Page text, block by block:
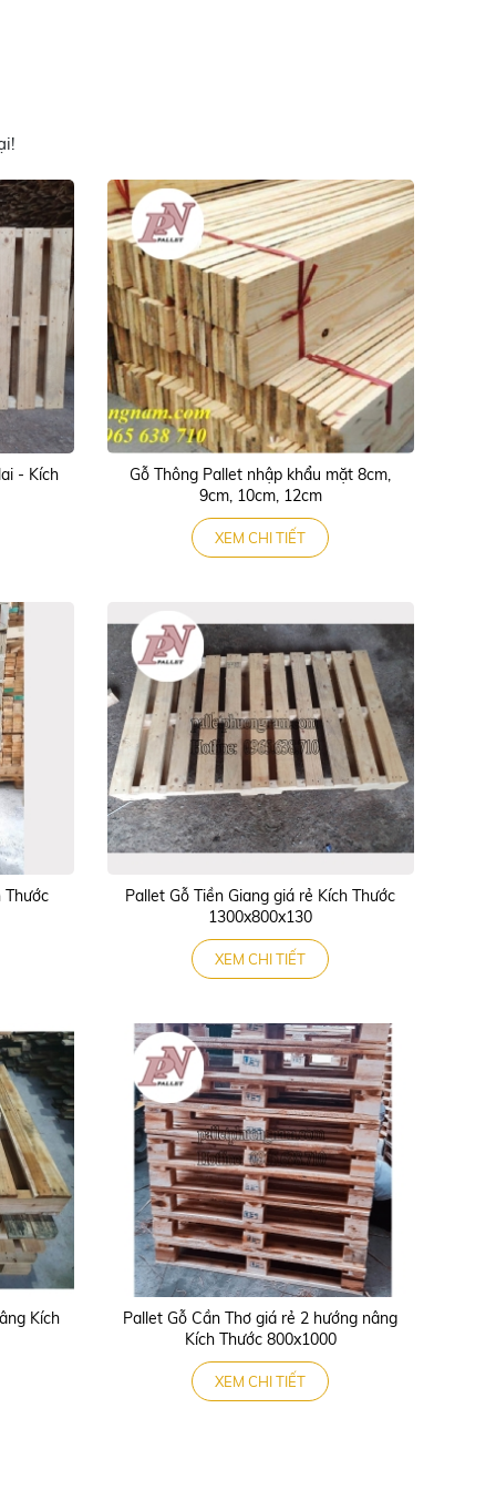
- Kích
Gỗ Thông Pallet nhập khẩu mặt 8cm,
9cm, 10cm, 12cm
XEM CHI TIẾT
Thước
Pallet Gỗ Tiền Giang giá rẻ Kích Thước
1300x800x130
XEM CHI TIẾT
Kích
Pallet Gỗ Cần Thơ giá rẻ 2 hướng nâng
Kích Thước 800x1000
XEM CHI TIẾT